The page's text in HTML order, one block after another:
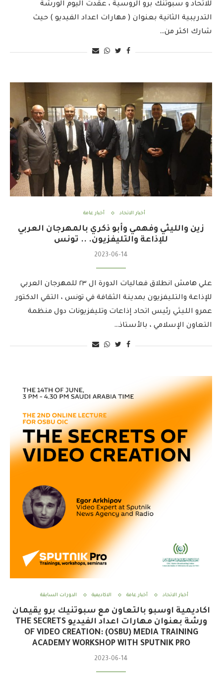
للاتحاد و سبوتنك برو الروسية ، عقدت اليوم الورشة
التدريبية الثانية بعنوان ( مهارات اعداد الفيديو ) حيث
شارك اكثر من…
أخبار الاتحاد أخبار عامة
زين والليثي وفهمي وأبو ذكري بالمهرجان العربي
للإذاعة والتليفزيون. .. تونس
2023-06-14
علي هامش انطلاق فعاليات الدورة ال ٢٣ للمهرجان العربي
للإذاعة والتليفزيون بمدينة الثقافة في تونس ، التقي الدكتور
عمرو الليثي رئيس اتحاد إذاعات وتليفزيونات دول منظمة
التعاون الإسلامي ، بالأستاذ…
أخبار الاتحاد أخبار عامة الاكاديمية الدورات السابقة
اكاديمية اوسبو بالتعاون مع سبوتنيك برو يقيمان
ورشة بعنوان مهارات اعداد الفيديو THE SECRETS
OF VIDEO CREATION: (OSBU) MEDIA TRAINING
ACADEMY WORKSHOP WITH SPUTNIK PRO
2023-06-14